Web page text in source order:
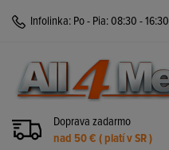
Infolinka: Po - Pia: 08:30 - 16:30
Doprava zadarmo
nad 50 € ( platí v SR )